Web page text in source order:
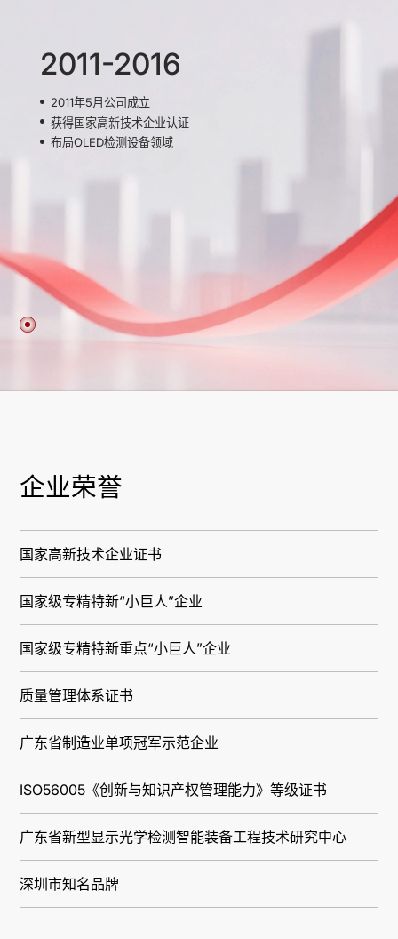
2011-2016
2011年5月公司成立
获得国家高新技术企业认证
布局OLED检测设备领域
企业荣誉
国家高新技术企业证书
国家级专精特新“小巨人”企业
国家级专精特新重点“小巨人”企业
质量管理体系证书
广东省制造业单项冠军示范企业
ISO56005《创新与知识产权管理能力》等级证书
广东省新型显示光学检测智能装备工程技术研究中心
深圳市知名品牌